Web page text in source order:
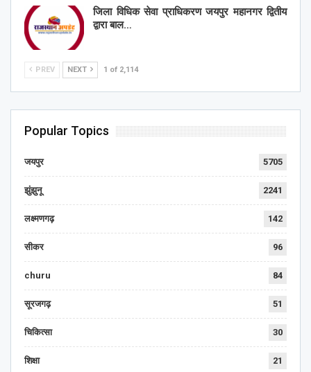
जिला विधिक सेवा प्राधिकरण जयपुर महानगर द्वितीय
द्वारा बाल…
PREV NEXT 1 of 2,114
Popular Topics
जयपुर 5705
झुंझुनू 2241
लक्ष्मणगढ़ 142
सीकर 96
churu 84
सूरजगढ़ 51
चिकित्सा 30
शिक्षा 21